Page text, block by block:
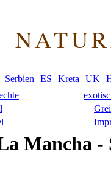
Serbien ES Kreta UK
Mancha -